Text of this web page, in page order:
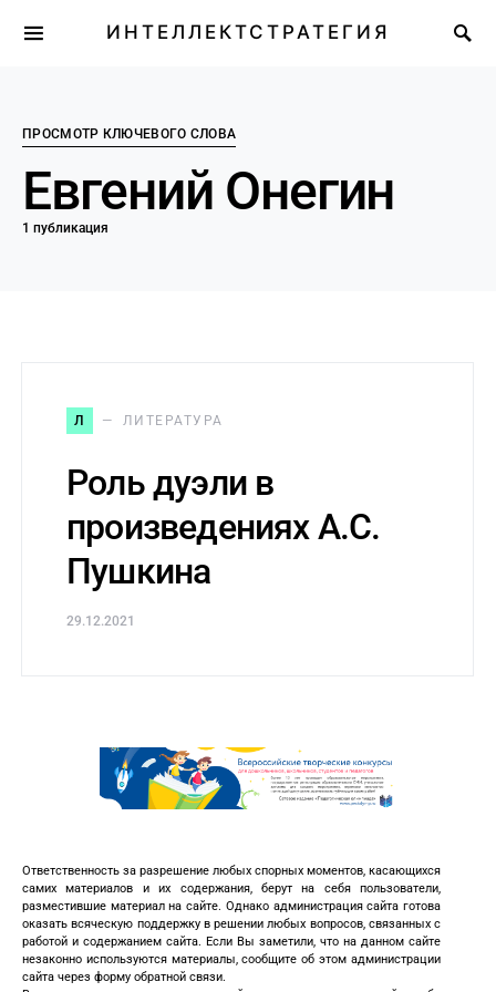
ИНТЕЛЛЕКТСТРАТЕГИЯ
ПРОСМОТР КЛЮЧЕВОГО СЛОВА
Евгений Онегин
1 публикация
Л ЛИТЕРАТУРА
Роль дуэли в
произведениях А.С.
Пушкина
29.12.2021
Ответственность за разрешение любых спорных моментов, касающихся
самих материалов и их содержания, берут на себя пользователи,
разместившие материал на сайте. Однако администрация сайта готова
оказать всяческую поддержку в решении любых вопросов, связанных с
работой и содержанием сайта. Если Вы заметили, что на данном сайте
незаконно используются материалы, сообщите об этом администрации
сайта через форму обратной связи.